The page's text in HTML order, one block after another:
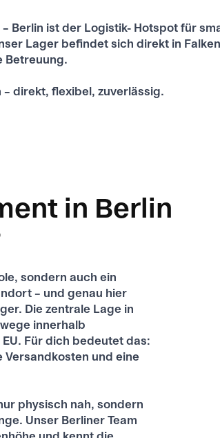
Berlin ist der Logistik- Hotspot für
Lager befindet sich direkt in
Betreuung.
– direkt, flexibel, zuverlässig.
in Berlin
sondern auch ein
– und genau hier
Die zentrale Lage in
innerhalb
Für dich bedeutet das:
und eine
physisch nah, sondern
Unser Berliner Team